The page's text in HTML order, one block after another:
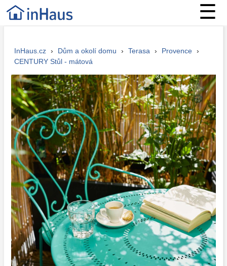
☰
InHaus.cz › Dům a okolí domu › Terasa › Provence ›
CENTURY Stůl - mátová